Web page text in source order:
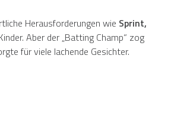
Herausforderungen wie Sprint,
Aber der „Batting Champ“ zog
für viele lachende Gesichter.